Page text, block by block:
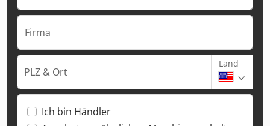
Firma
PLZ & Ort
Land
Ich bin Händler